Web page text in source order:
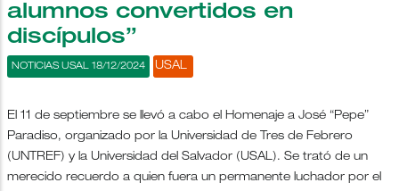
alumnos convertidos en
discípulos”
USAL
NOTICIAS USAL 18/12/2024
El 11 de septiembre se llevó a cabo el Homenaje a José “Pepe”
Paradiso, organizado por la Universidad de Tres de Febrero
(UNTREF) y la Universidad del Salvador (USAL). Se trató de un
merecido recuerdo a quien fuera un permanente luchador por el